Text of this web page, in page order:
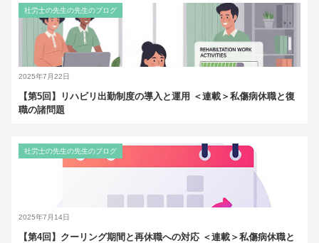
2025年7月22日
社労士の先生の先生のブログ
【第5回】リハビリ出勤制度の導入と運用 ＜連載＞私傷病休職と復
職の諸問題
2025年7月14日
社労士の先生の先生のブログ
【第4回】クーリング期間と再休職への対応 ＜連載＞私傷病休職と